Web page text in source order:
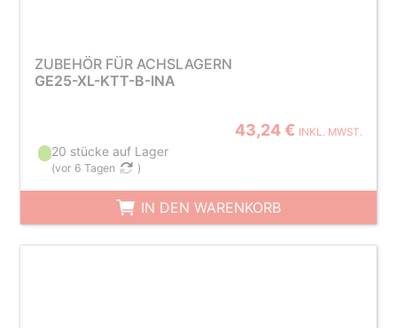
ZUBEHÖR FÜR ACHSLAGERN
GE25-XL-KTT-B-INA
43,24 € INKL. MWST.
20 stücke auf Lager
(vor 6 Tagen )
IN DEN WARENKORB